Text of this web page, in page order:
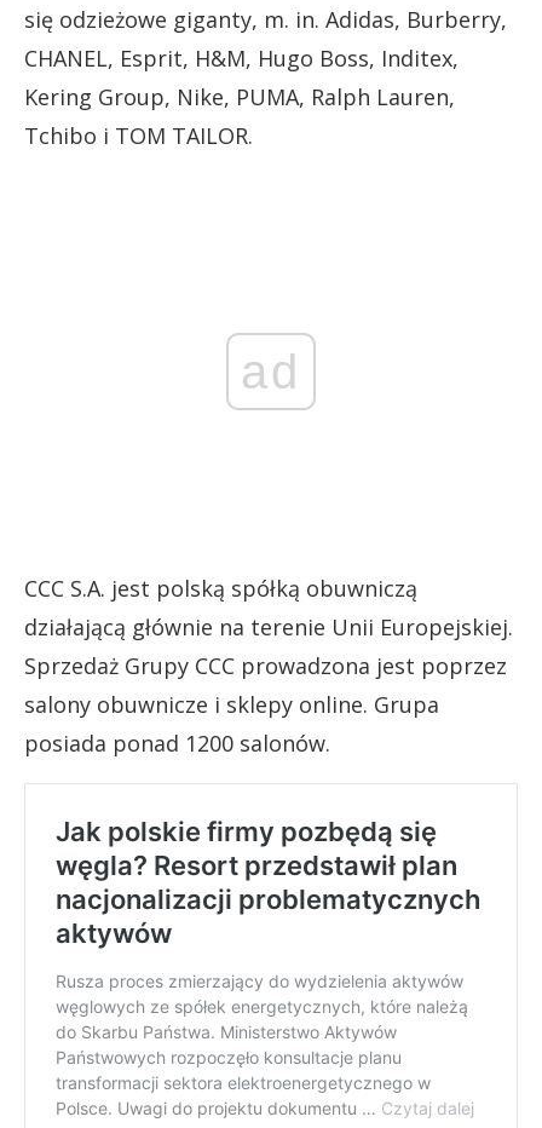
się odzieżowe giganty, m. in. Adidas, Burberry,
CHANEL, Esprit, H&M, Hugo Boss, Inditex,
Kering Group, Nike, PUMA, Ralph Lauren,
Tchibo i TOM TAILOR.
ad
CCC S.A. jest polską spółką obuwniczą
działającą głównie na terenie Unii Europejskiej.
Sprzedaż Grupy CCC prowadzona jest poprzez
salony obuwnicze i sklepy online. Grupa
posiada ponad 1200 salonów.